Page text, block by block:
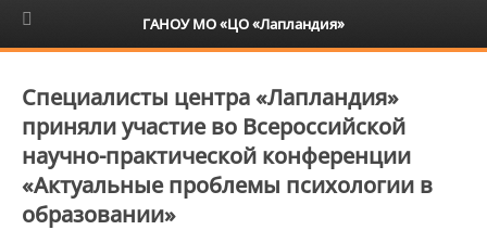
6+
Специалисты центра «Лапландия»
приняли участие во Всероссийской
научно-практической конференции
«Актуальные проблемы психологии в
образовании»
ГАНОУ МО «ЦО «Лапландия»